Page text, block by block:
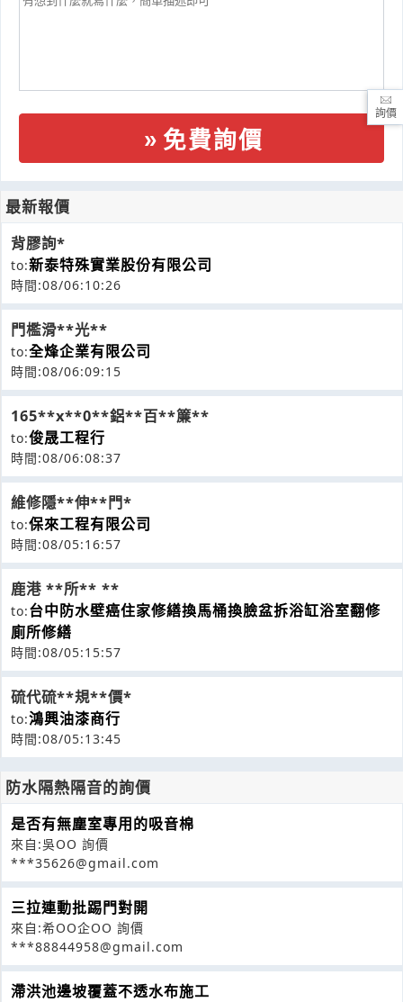
免費詢價
最新報價
背膠詢*
to:新泰特殊實業股份有限公司
時間:08/06:10:26
門檻滑**光**
to:全烽企業有限公司
時間:08/06:09:15
165**x**0**鋁**百**簾**
to:俊晟工程行
時間:08/06:08:37
維修隱**伸**門*
to:保來工程有限公司
時間:08/05:16:57
鹿港 **所** **
to:台中防水壁癌住家修繕換馬桶換臉盆拆浴缸浴室翻修
廁所修繕
時間:08/05:15:57
硫代硫**規**價*
to:鴻興油漆商行
時間:08/05:13:45
防水隔熱隔音的詢價
是否有無塵室專用的吸音棉
來自:吳OO 詢價
***35626@gmail.com
三拉連動批踢門對開
來自:希OO企OO 詢價
***88844958@gmail.com
滯洪池邊坡覆蓋不透水布施工
詢價